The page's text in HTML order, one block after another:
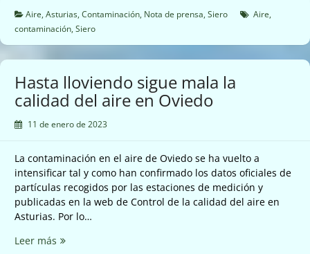
mala
la
calidad
del
de
Siero
Aire, Asturias, Contaminación, Nota de prensa, Siero Aire,
contaminación, Siero
Hasta lloviendo sigue mala la
calidad del aire en Oviedo
11 de enero de 2023
La contaminación en el aire de Oviedo se ha vuelto a
intensificar tal y como han confirmado los datos oficiales de
partículas recogidos por las estaciones de medición y
publicadas en la web de Control de la calidad del aire en
Asturias. Por lo…
Leer más Hasta